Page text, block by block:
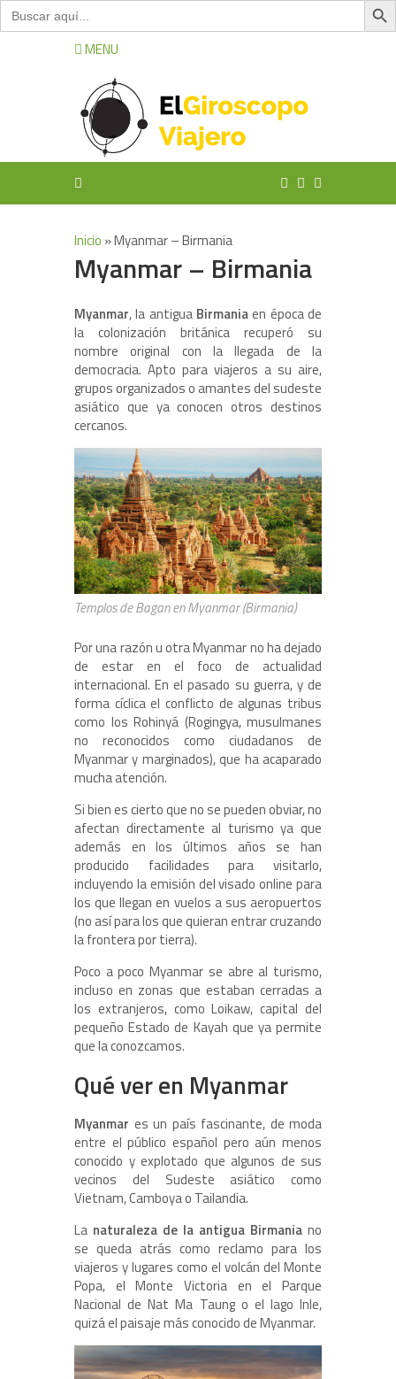
Buscar:
MENU
Inicio »Myanmar – Birmania
Myanmar – Birmania
Myanmar, la antigua Birmaniaen época de
la colonización británica recuperó su
nombre original con la llegada de la
democracia. Apto para viajeros a su aire,
grupos organizados o amantes del sudeste
asiático que ya conocen otros destinos
cercanos.
Templos de Bagan en Myanmar (Birmania)
Por una razón u otra Myanmar no ha dejado
de estar en el foco de actualidad
internacional. En el pasado su guerra, y de
forma cíclica el conflicto de algunas tribus
como los Rohinyá (Rogingya, musulmanes
no reconocidos como ciudadanos de
Myanmar y marginados), que ha acaparado
mucha atención.
Si bien es cierto que no se pueden obviar, no
afectan directamente al turismo ya que
además en los últimos años se han
producido facilidades para visitarlo,
incluyendo la emisión del visado online para
los que llegan en vuelos a sus aeropuertos
(no así para los que quieran entrar cruzando
la frontera por tierra).
Poco a poco Myanmar se abre al turismo,
incluso en zonas que estaban cerradas a
los extranjeros, como Loikaw, capital del
pequeño Estado de Kayah que ya permite
que la conozcamos.
Qué ver en Myanmar
Myanmar es un país fascinante, de moda
entre el público español pero aún menos
conocido y explotado que algunos de sus
vecinos del Sudeste asiático como
Vietnam, Camboya o Tailandia.
La naturaleza de la antigua Birmania no
se queda atrás como reclamo para los
viajeros y lugares como el volcán del Monte
Popa, el Monte Victoria en el Parque
Nacional de Nat Ma Taung o el lago Inle,
quizá el paisaje más conocido de Myanmar.